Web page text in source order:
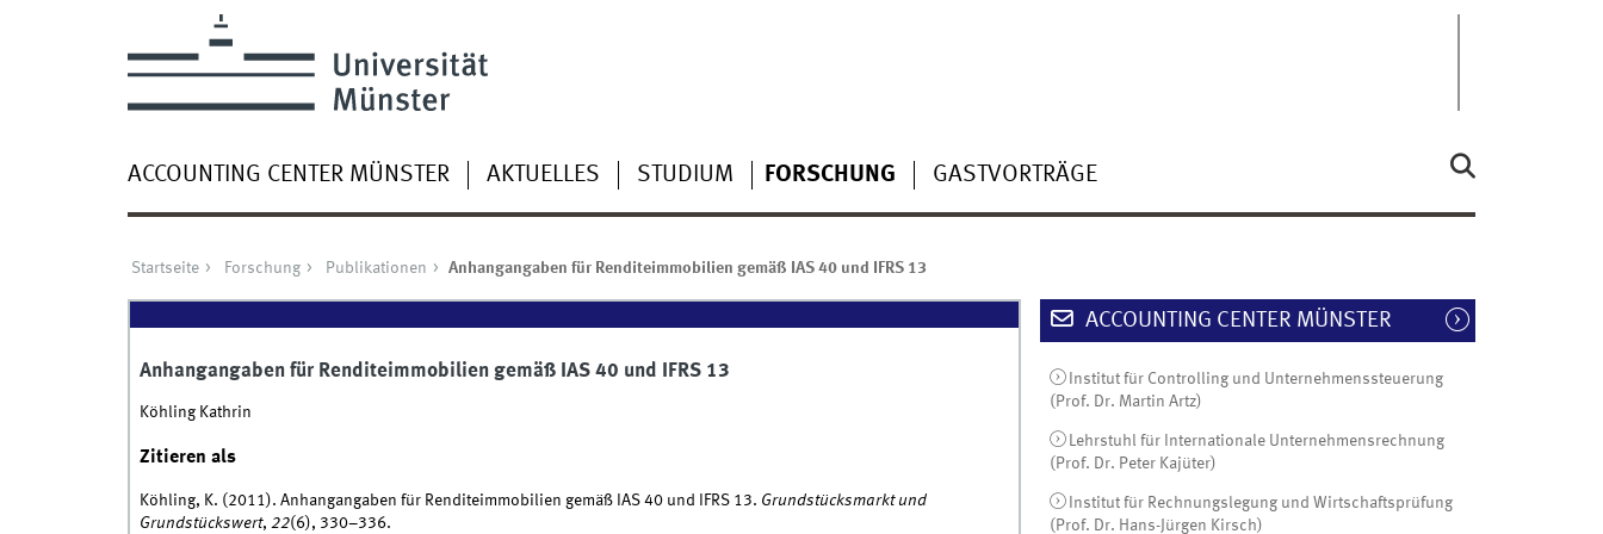
ACCOUNTING CENTER MÜNSTER AKTUELLES STUDIUM FORSCHUNG GASTVORTRÄGE
Startseite Forschung Publikationen Anhangangaben für Renditeimmobilien gemäß IAS 40 und IFRS 13
Anhangangaben für Renditeimmobilien gemäß IAS 40 und IFRS 13
Köhling Kathrin
Zitieren als
Köhling, K. (2011). Anhangangaben für Renditeimmobilien gemäß IAS 40 und IFRS 13. Grundstücksmarkt und
Grundstückswert, 22(6), 330–336.
ACCOUNTING CENTER MÜNSTER
Institut für Controlling und Unternehmenssteuerung
(Prof. Dr. Martin Artz)
Lehrstuhl für Internationale Unternehmensrechnung
(Prof. Dr. Peter Kajüter)
Institut für Rechnungslegung und Wirtschaftsprüfung
(Prof. Dr. Hans-Jürgen Kirsch)